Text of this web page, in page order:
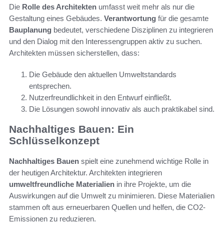
Die Rolle des Architekten umfasst weit mehr als nur die
Gestaltung eines Gebäudes. Verantwortung für die gesamte
Bauplanung bedeutet, verschiedene Disziplinen zu integrieren
und den Dialog mit den Interessengruppen aktiv zu suchen.
Architekten müssen sicherstellen, dass:
Die Gebäude den aktuellen Umweltstandards
entsprechen.
Nutzerfreundlichkeit in den Entwurf einfließt.
Die Lösungen sowohl innovativ als auch praktikabel sind.
Nachhaltiges Bauen: Ein
Schlüsselkonzept
Nachhaltiges Bauen spielt eine zunehmend wichtige Rolle in
der heutigen Architektur. Architekten integrieren
umweltfreundliche Materialien in ihre Projekte, um die
Auswirkungen auf die Umwelt zu minimieren. Diese Materialien
stammen oft aus erneuerbaren Quellen und helfen, die CO2-
Emissionen zu reduzieren.